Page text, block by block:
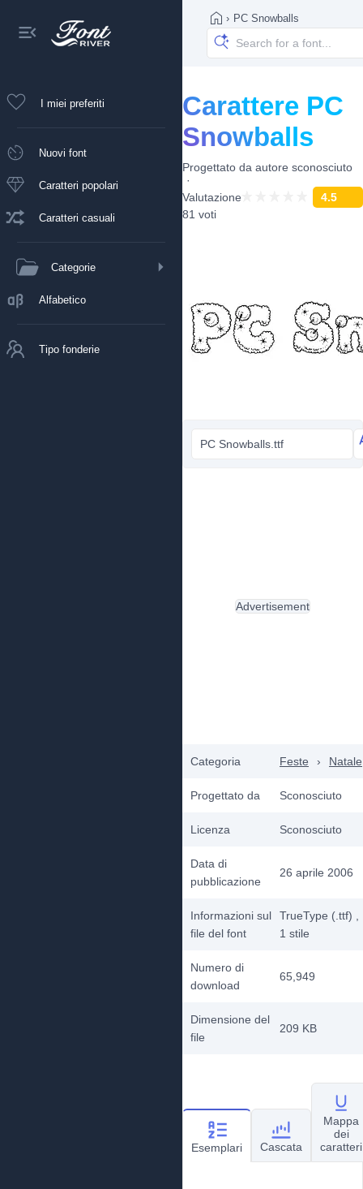
I miei preferiti
Nuovi font
Caratteri popolari
Caratteri casuali
Categorie
Alfabetico
Tipo fonderie
› PC Snowballs
Carattere PC
Snowballs
Progettato da autore sconosciuto
Valutazione
4.5
81 voti
PC Snowballs.ttf
Categoria Feste › Natale
Progettato da Sconosciuto
Licenza Sconosciuto
Data di
pubblicazione
26 aprile 2006
Informazioni sul
file del font
TrueType (.ttf)
1 stile
Numero di
download
65,949
Dimensione del
file
209 KB
Advertisement
Esemplari Cascata
Mappa
dei
caratteri